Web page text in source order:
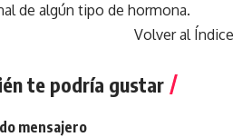
de algún tipo de hormona.
Volver al Índice
te podría gustar
mensajero